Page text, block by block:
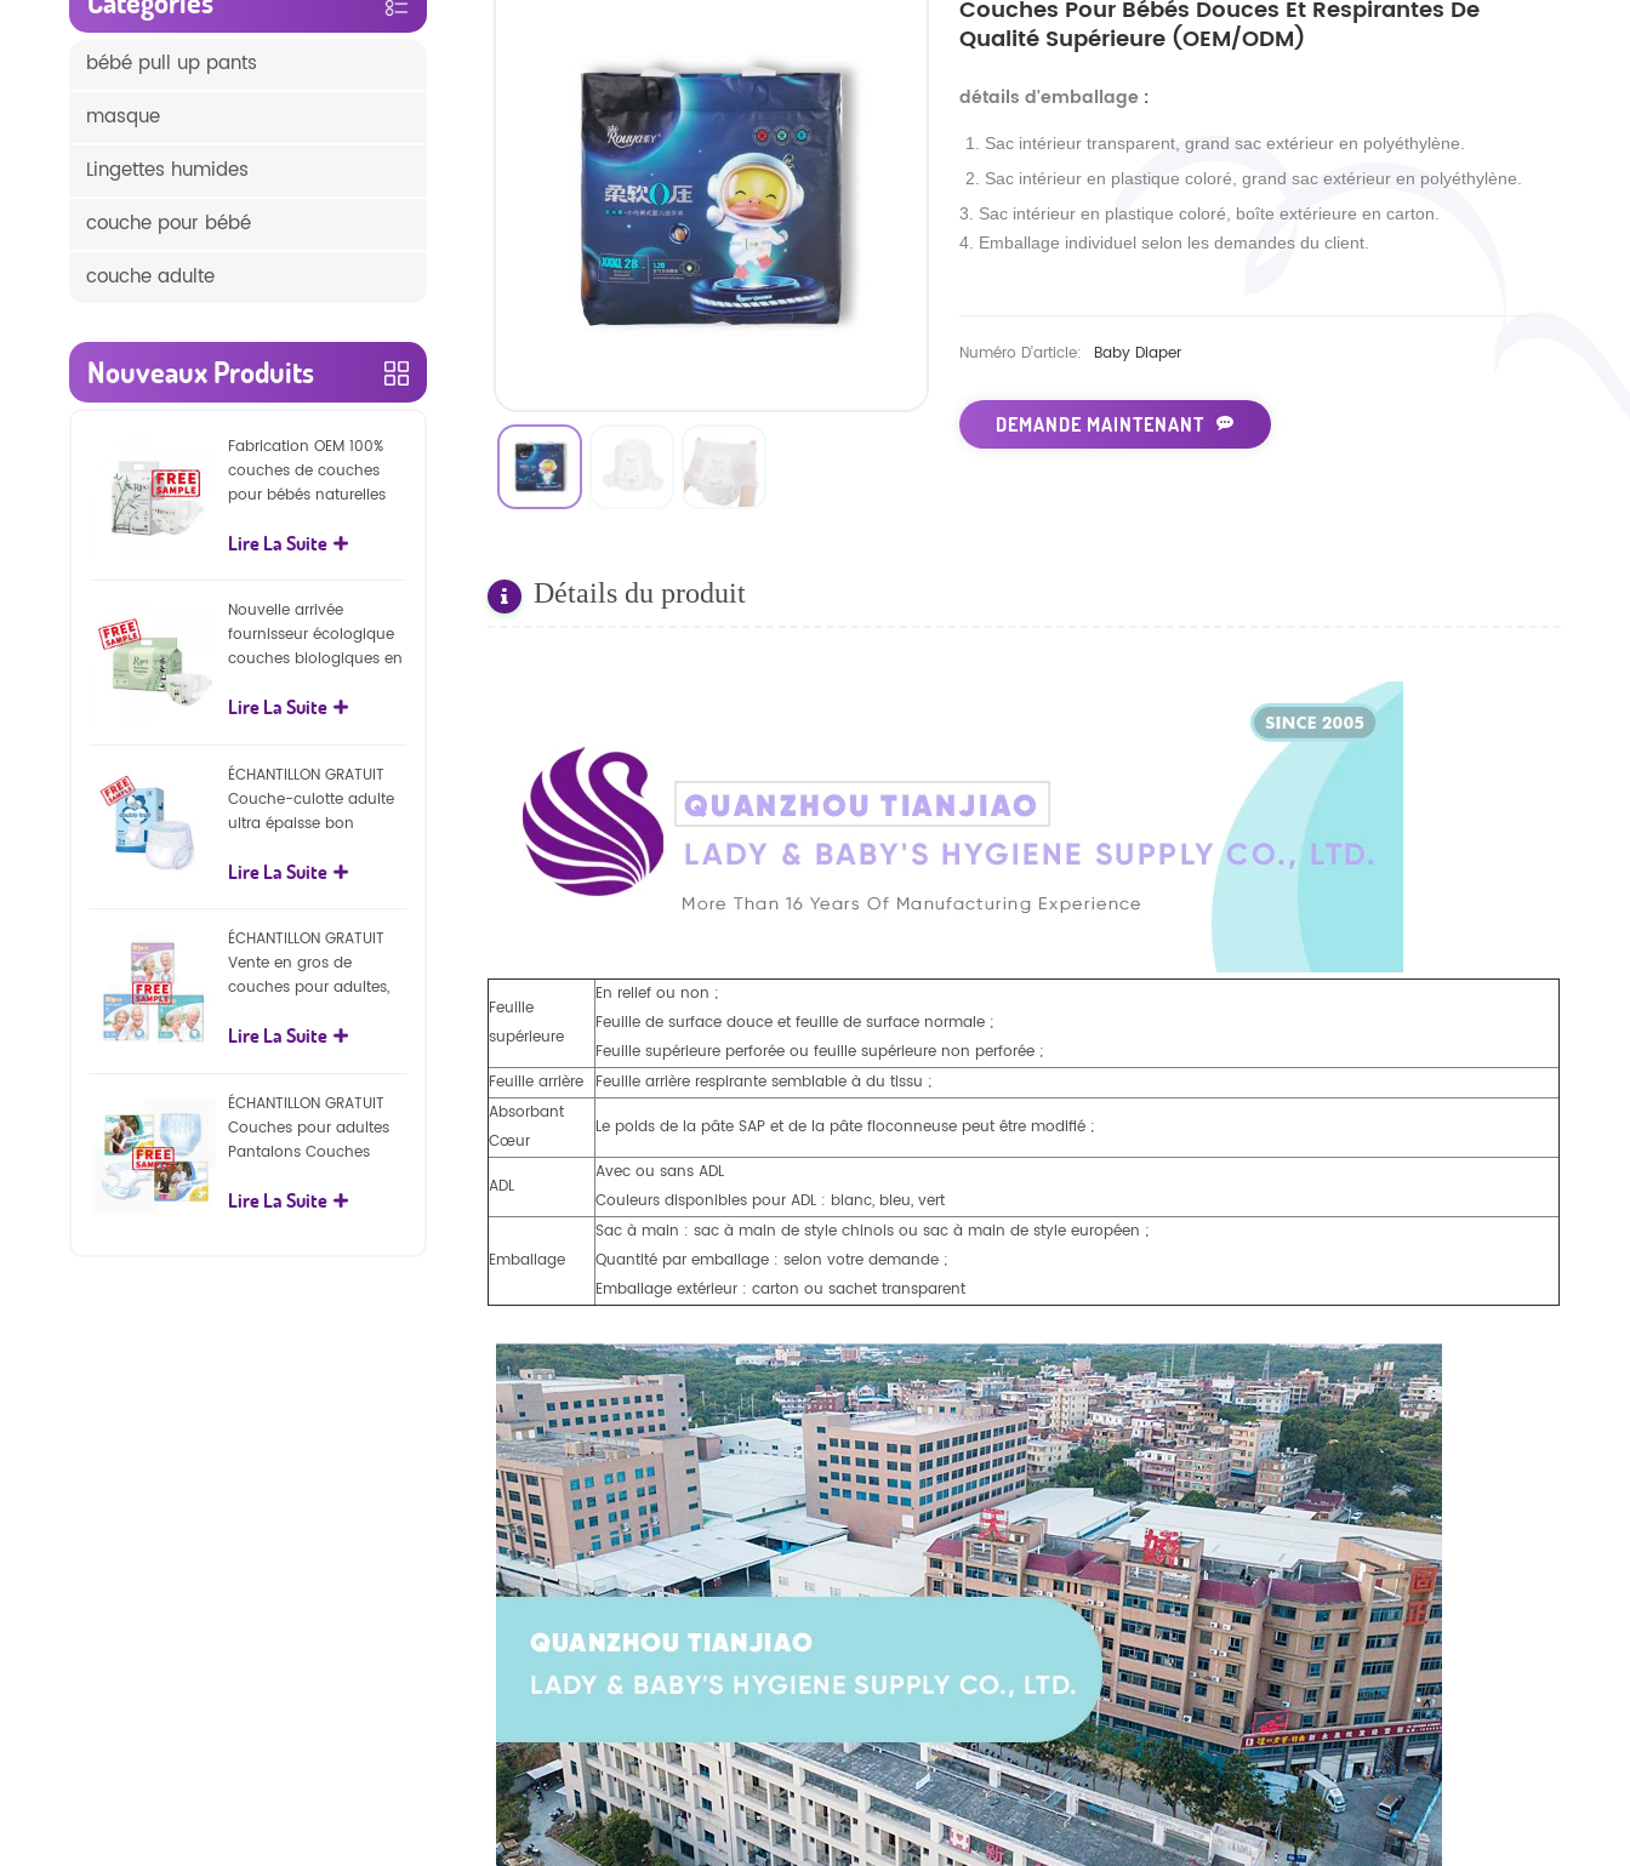
Couches Pour Bébés Douces Et Respirantes De
Qualité Supérieure (OEM/ODM)
détails d'emballage :
1. Sac intérieur transparent, grand sac extérieur en polyéthylène.
2. Sac intérieur en plastique coloré, grand sac extérieur en polyéthylène.
3. Sac intérieur en plastique coloré, boîte extérieure en carton.
4. Emballage individuel selon les demandes du client.
Numéro D'article: Baby Diaper
DEMANDE MAINTENANT
Détails du produit
Feuille
supérieure
En relief ou non ;
Feuille de surface douce et feuille de surface normale ;
Feuille supérieure perforée ou feuille supérieure non perforée ;
Feuille arrière Feuille arrière respirante semblable à du tissu ;
Absorbant
Cœur
Le poids de la pâte SAP et de la pâte floconneuse peut être modifié ;
ADL
Avec ou sans ADL
Couleurs disponibles pour ADL : blanc, bleu, vert
Emballage
Sac à main : sac à main de style chinois ou sac à main de style européen ;
Quantité par emballage : selon votre demande ;
Emballage extérieur : carton ou sachet transparent
bébé pull up pants
masque
Lingettes humides
couche pour bébé
couche adulte
Nouveaux Produits
Fabrication OEM 100%
couches de couches
pour bébés naturelles
écologiques
Lire La Suite
Nouvelle arrivée
fournisseur écologique
couches biologiques en
biodégradables pour
Lire La Suite
ÉCHANTILLON GRATUIT
Couche-culotte adulte
ultra épaisse bon
jetable pour adulte
Lire La Suite
ÉCHANTILLON GRATUIT
Vente en gros de
couches pour adultes,
adultes
Lire La Suite
ÉCHANTILLON GRATUIT
Couches pour adultes
Pantalons Couches
pour adultes
Lire La Suite